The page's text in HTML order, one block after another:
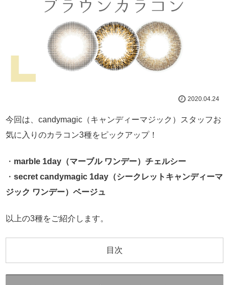
2020.04.24
今回は、candymagic（キャンディーマジック）スタッフお
気に入りのカラコン3種をピックアップ！
・ marble 1day（マーブル ワンデー）チェルシー
・ secret candymagic 1day（シークレットキャンディーマ
ジック ワンデー）ベージュ
以上の3種をご紹介します。
目次